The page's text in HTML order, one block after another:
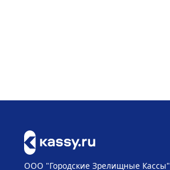
ООО "Городские Зрелищные Кассы"